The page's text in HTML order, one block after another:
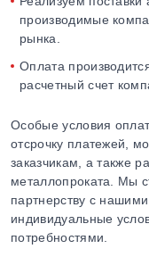
производимые
рынка.
Оплата
расчетный счет
Особые условия
отсрочку платежей,
заказчикам, а также
металлопроката. Мы
партнерству с
индивидуальные
потребностями.